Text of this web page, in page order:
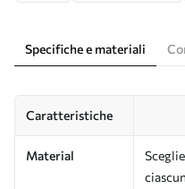
Specifiche e materiali
Caratteristiche
Material